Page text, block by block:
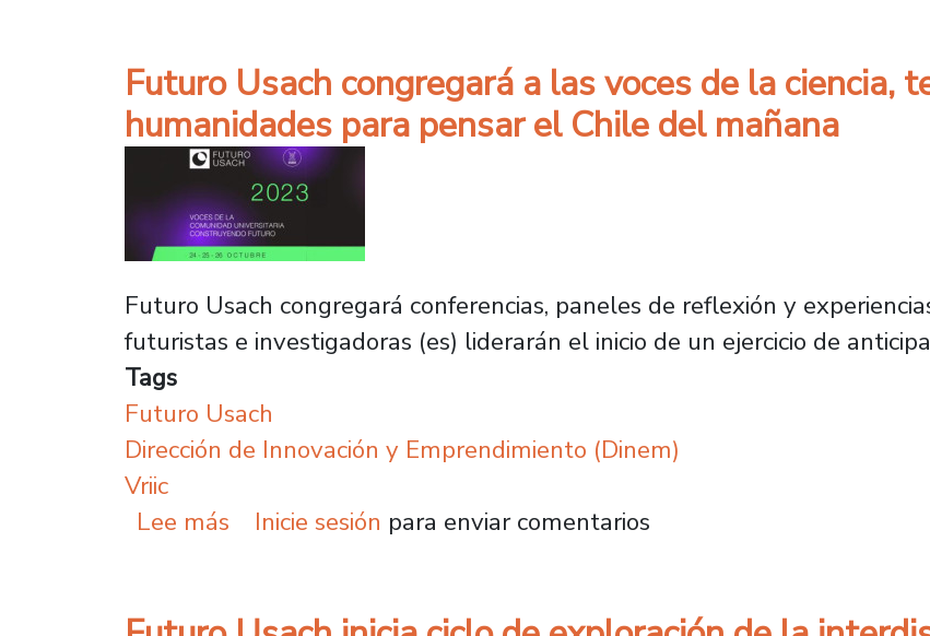
Futuro Usach congregará a las voces de la ciencia,
humanidades para pensar el Chile del mañana
Futuro Usach congregará conferencias, paneles de reflexión y
futuristas e investigadoras (es) liderarán el inicio de un ejercicio de
Tags
Futuro Usach
Dirección de Innovación y Emprendimiento (Dinem)
Vriic
Lee más sobre Futuro Usach congregará a las voces de la ciencia,
Inicie sesión para enviar comentarios